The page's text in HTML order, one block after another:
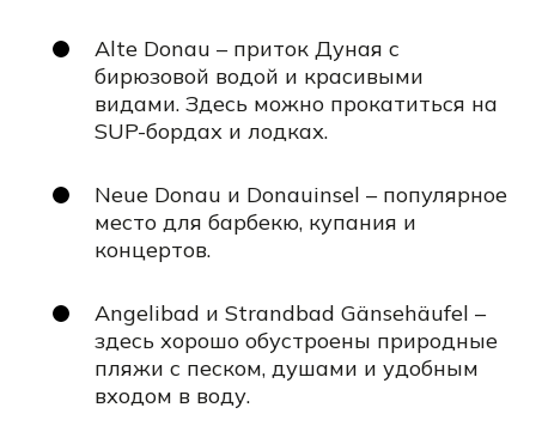
Alte Donau – приток Дуная с
бирюзовой водой и красивыми
видами. Здесь можно прокатиться на
SUP-бордах и лодках.
Neue Donau и Donauinsel – популярное
место для барбекю, купания и
концертов.
Angelibad и Strandbad Gänsehäufel –
здесь хорошо обустроены природные
пляжи с песком, душами и удобным
входом в воду.